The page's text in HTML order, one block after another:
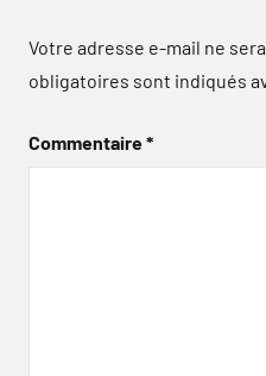
Votre adresse e-mail ne
obligatoires sont indiqués
Commentaire*